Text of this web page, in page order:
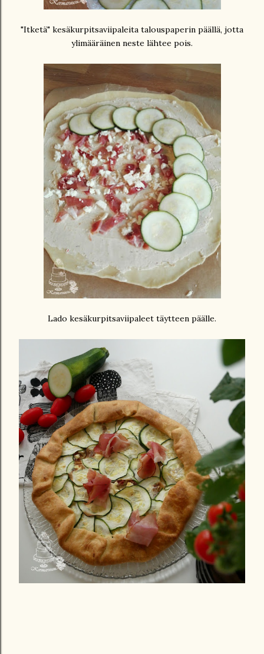
"Itketä" kesäkurpitsaviipaleita talouspaperin päällä, jotta
ylimääräinen neste lähtee pois.
Lado kesäkurpitsaviipaleet täytteen päälle.